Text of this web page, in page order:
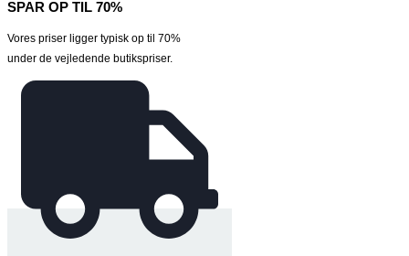
SPAR OP TIL 70%
Vores priser ligger typisk op til 70%
under de vejledende butikspriser.